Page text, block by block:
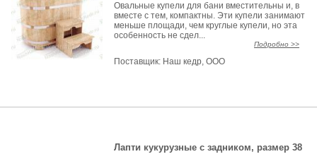
Овальные купели для бани вместительны и, в
вместе с тем, компактны. Эти купели занимают
меньше площади, чем круглые купели, но эта
особенность не сдел...
Подробно >>
Поставщик: Наш кедр, ООО
Лапти кукурузные с задником, размер 38